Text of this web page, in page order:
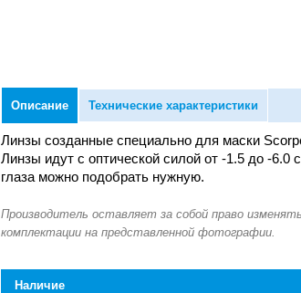
Описание Технические характеристики
Линзы созданные специально для маски
Линзы идут с оптической силой от -1.5 до -
глаза можно подобрать нужную.
Наличие